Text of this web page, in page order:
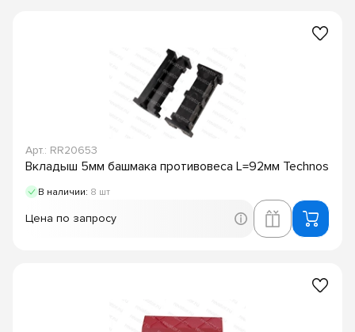
Арт.: RR20653
Вкладыш 5мм башмака противовеса L=92мм Technos
В наличии: 8 шт
Цена по запросу